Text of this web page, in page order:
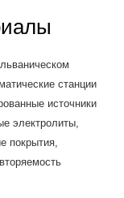
станции
источники
электролиты,
покрытия,